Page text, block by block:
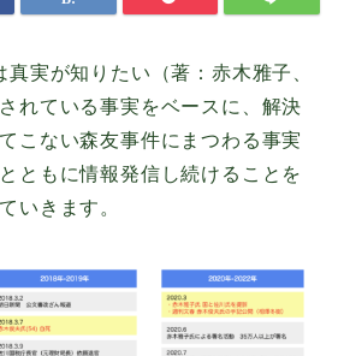
実が知りたい（著：赤木雅子、
れている事実をベースに、解決
こない森友事件にまつわる事実
ともに情報発信し続けることを
いきます。